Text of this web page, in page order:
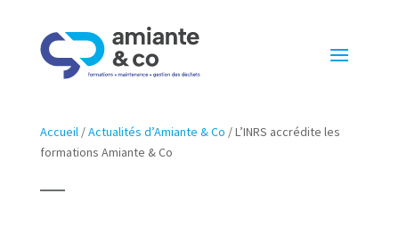
Accueil/Actualités d’Amiante & Co /L’INRS accrédite les
formations Amiante & Co